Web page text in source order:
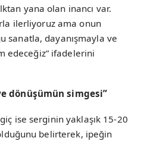
yana olan inancı var.
ilerliyoruz ama onun
sanatla, dayanışmayla ve
edeceğiz” ifadelerini
dönüşümün simgesi”
ise serginin yaklaşık 15-20
belirterek, ipeğin